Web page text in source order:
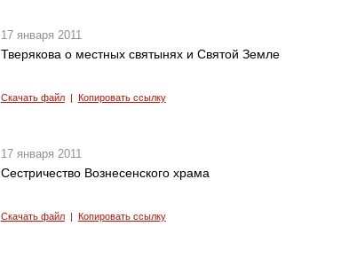
17 января 2011
Тверякова о местных святынях и Святой Земле
Скачать файл| Копировать ссылку
17 января 2011
Сестричество Вознесенского храма
Скачать файл| Копировать ссылку